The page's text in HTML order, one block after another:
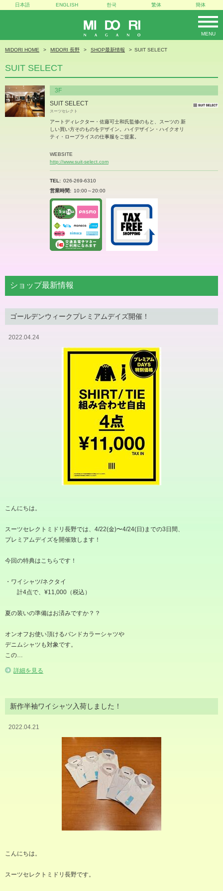
MIDORI
MENU
日本語 ENGLISH 한국 繁体 簡体
MIDORI HOME MIDORI 長野 SHOP最新情報 SUIT SELECT
SUIT SELECT
3F
SUIT SELECT
スーツセレクト
アートディレクター・佐藤可士和氏監修のもと、スーツの 新
しい買い方そのものをデザイン。ハイデザイン・ハイクオリ
ティ・ロープライスの仕事服をご提案。
WEBSITE
http://www.suit-select.com
TEL
026-269-6310
営業時間
10:00～20:00
ショップ最新情報
ゴールデンウィークプレミアムデイズ開催！
2022.04.24
こんにちは。
スーツセレクトミドリ長野では、4/22(金)〜4/24(日)までの3日間、
プレミアムデイズを開催致します！
今回の特典はこちらです！
・ワイシャツ/ネクタイ
計4点で、¥11,000（税込）
夏の装いの準備はお済みですか？？
オンオフお使い頂けるバンドカラーシャツや
デニムシャツも対象です。
この…
詳細を見る
新作半袖ワイシャツ入荷しました！
2022.04.21
こんにちは。
スーツセレクトミドリ長野です。